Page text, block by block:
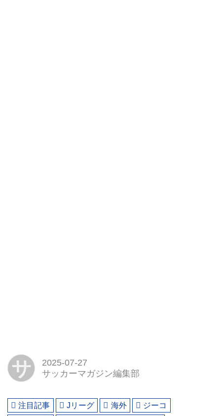
サ
2025-07-27
サッカーマガジン編集部
注目記事 Jリーグ 海外
ジーコ